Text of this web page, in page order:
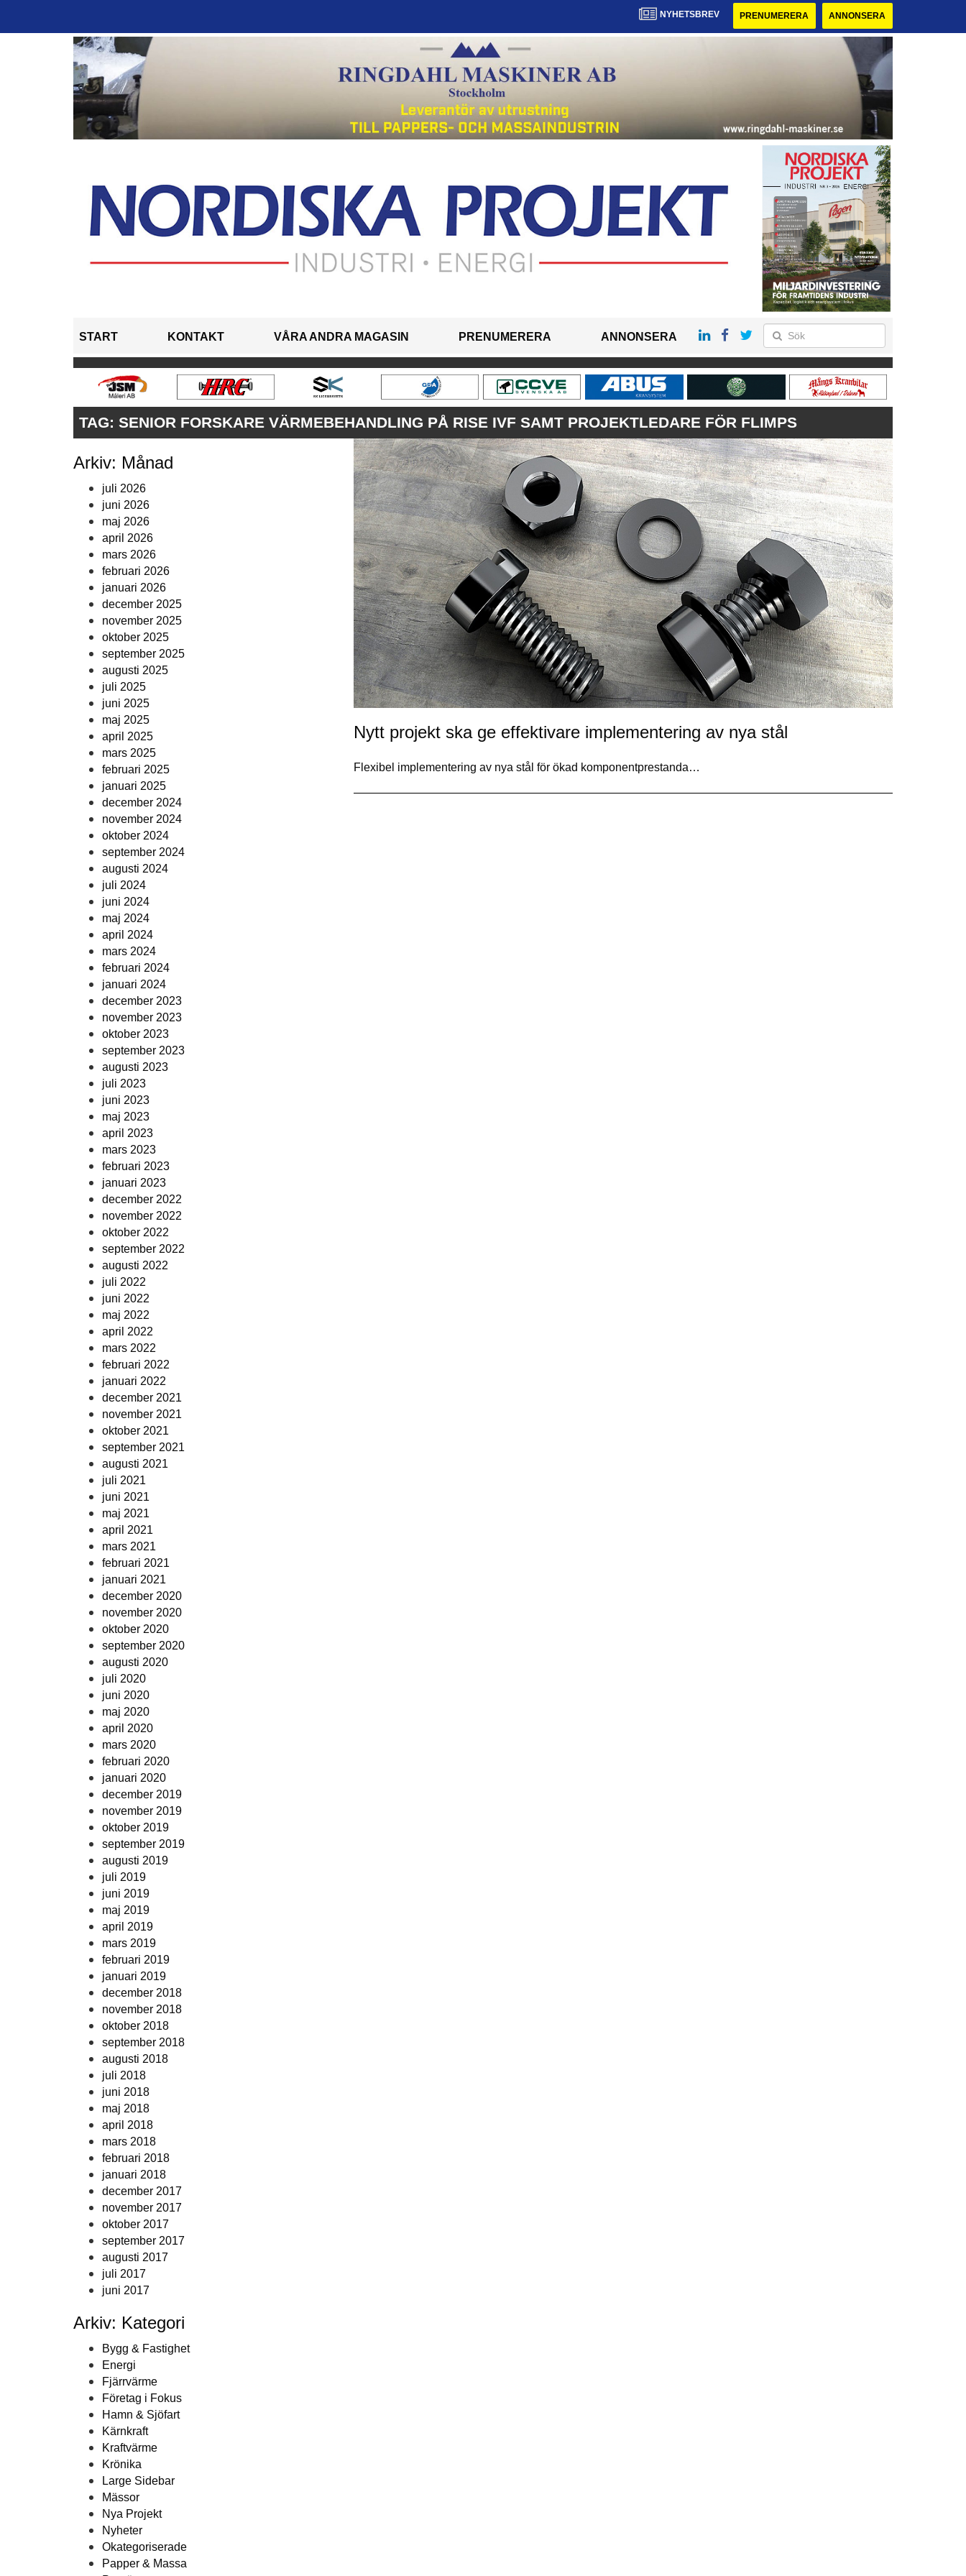
NYHETSBREV PRENUMERERA ANNONSERA
START KONTAKT VÅRA ANDRA MAGASIN PRENUMERERA ANNONSERA
TAG: SENIOR FORSKARE VÄRMEBEHANDLING PÅ RISE IVF SAMT PROJEKTLEDARE FÖR FLIMPS
Arkiv: Månad
juli 2026
juni 2026
maj 2026
april 2026
mars 2026
februari 2026
januari 2026
december 2025
november 2025
oktober 2025
september 2025
augusti 2025
juli 2025
juni 2025
maj 2025
april 2025
mars 2025
februari 2025
januari 2025
december 2024
november 2024
oktober 2024
september 2024
augusti 2024
juli 2024
juni 2024
maj 2024
april 2024
mars 2024
februari 2024
januari 2024
december 2023
november 2023
oktober 2023
september 2023
augusti 2023
juli 2023
juni 2023
maj 2023
april 2023
mars 2023
februari 2023
januari 2023
december 2022
november 2022
oktober 2022
september 2022
augusti 2022
juli 2022
juni 2022
maj 2022
april 2022
mars 2022
februari 2022
januari 2022
december 2021
november 2021
oktober 2021
september 2021
augusti 2021
juli 2021
juni 2021
maj 2021
april 2021
mars 2021
februari 2021
januari 2021
december 2020
november 2020
oktober 2020
september 2020
augusti 2020
juli 2020
juni 2020
maj 2020
april 2020
mars 2020
februari 2020
januari 2020
december 2019
november 2019
oktober 2019
september 2019
augusti 2019
juli 2019
juni 2019
maj 2019
april 2019
mars 2019
februari 2019
januari 2019
december 2018
november 2018
oktober 2018
september 2018
augusti 2018
juli 2018
juni 2018
maj 2018
april 2018
mars 2018
februari 2018
januari 2018
december 2017
november 2017
oktober 2017
september 2017
augusti 2017
juli 2017
juni 2017
Arkiv: Kategori
Bygg & Fastighet
Energi
Fjärrvärme
Företag i Fokus
Hamn & Sjöfart
Kärnkraft
Kraftvärme
Krönika
Large Sidebar
Mässor
Nya Projekt
Nyheter
Okategoriserade
Papper & Massa
Nytt projekt ska ge effektivare implementering av nya stål
Flexibel implementering av nya stål för ökad komponentprestanda…